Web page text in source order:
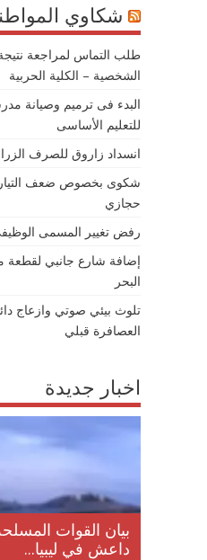
شكاوي
طلب التماس لمراجعة
الشخصية – الكلية الحربية
البدء فى ترميم وصيانة
للتعليم الأساسى
انسداد زاروق للصرف
شكوى بخصوص ضعف التيار
حجازي
رفض تغيير المسمى
إضافة شارع جانبي لقطعة
البحر
تلوث بيئي صوتي وازعاج
العصافرة قبلي
اخبار جديدة
بيان القوات
داعش في ليبيا...